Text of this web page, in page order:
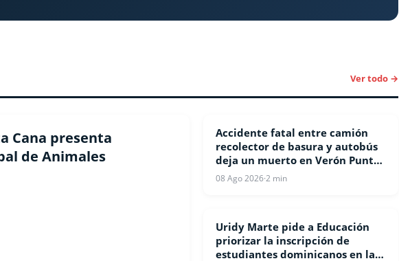
Ver todo →
Cana presenta
de Animales
LOCALES
Accidente fatal entre camión
recolector de basura y autobús
deja un muerto en Verón Punta
Cana
08 Ago 2026·2 min
LOCALES
Uridy Marte pide a Educación
priorizar la inscripción de
estudiantes dominicanos en las